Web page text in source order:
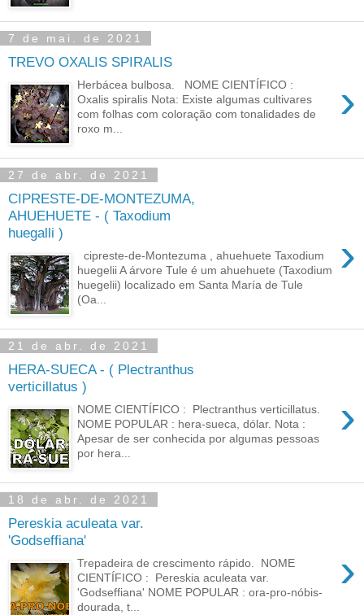
7 de mai. de 2021
TREVO OXALIS SPIRALIS
›
Herbácea bulbosa. NOME CIENTÍFICO :
Oxalis spiralis Nota: Existe algumas cultivares
com folhas com coloração com tonalidades de
roxo m...
27 de abr. de 2021
CIPRESTE-DE-MONTEZUMA,
AHUEHUETE - ( Taxodium
huegalli )
›
cipreste-de-Montezuma , ahuehuete Taxodium
huegelii A árvore Tule é um ahuehuete (Taxodium
huegelii) localizado em Santa María de Tule
(Oa...
21 de abr. de 2021
HERA-SUECA - ( Plectranthus
verticillatus )
›
NOME CIENTÍFICO : Plectranthus verticillatus.
NOME POPULAR : hera-sueca, dólar. Nota :
Apesar de ser conhecida por algumas pessoas
por hera...
18 de abr. de 2021
Pereskia aculeata var.
'Godseffiana'
›
Trepadeira de crescimento rápido. NOME
CIENTÍFICO : Pereskia aculeata var.
'Godseffiana' NOME POPULAR : ora-pro-nóbis-
dourada, t...